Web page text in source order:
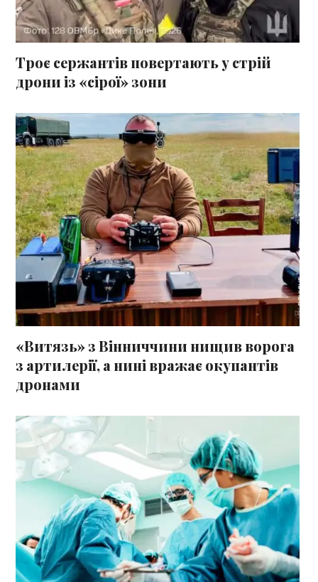
Троє сержантів повертають у стрій
дрони із «сірої» зони
«Витязь» з Вінниччини нищив ворога
з артилерії, а нині вражає окупантів
дронами